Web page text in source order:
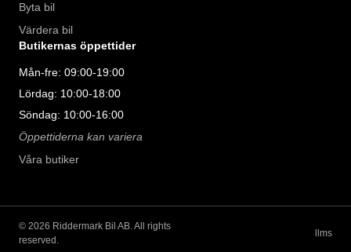
Byta bil
Värdera bil
Butikernas öppettider
Mån-fre: 09:00-19:00
Lördag: 10:00-18:00
Söndag: 10:00-16:00
Öppettiderna kan variera
Våra butiker
© 2026 Riddermark Bil AB. All rights
reserved.
llms